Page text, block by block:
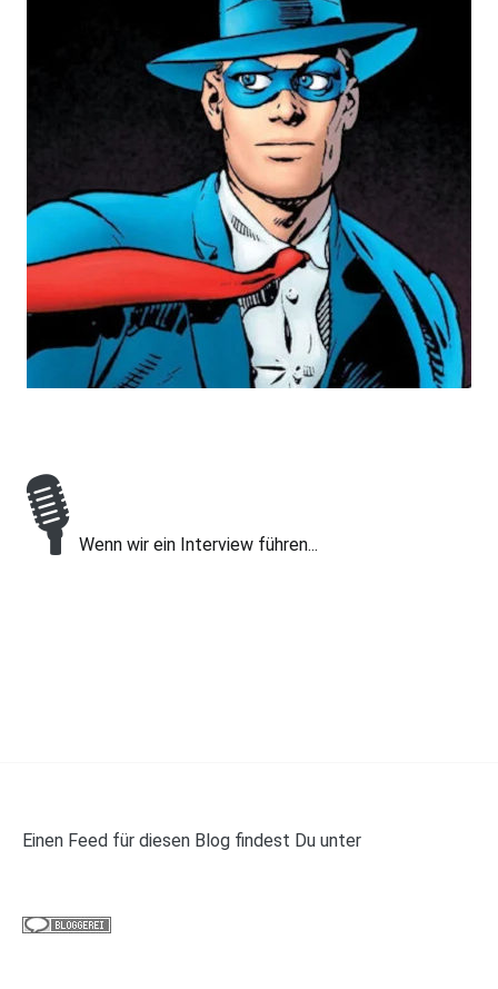
🎙 Wenn wir ein Interview führen...
Einen Feed für diesen Blog findest Du unter